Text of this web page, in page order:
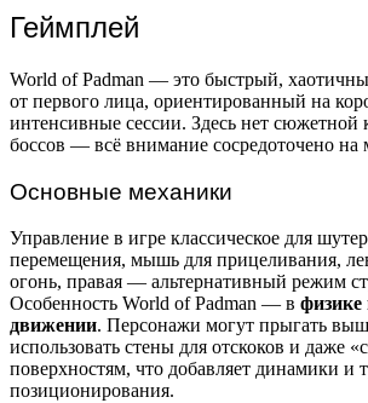
Геймплей
World of Padman — это быстрый,
от первого лица, ориентированный на
интенсивные сессии. Здесь нет
боссов — всё внимание сосредоточено на
Основные механики
Управление в игре классическое для
перемещения, мышь для прицеливания,
огонь, правая — альтернативный режим
Особенность World of Padman — в
движении. Персонажи могут прыгать
использовать стены для отскоков и даже
поверхностям, что добавляет динамики и
позиционирования.